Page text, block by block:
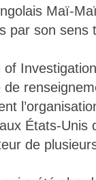
Maï-
par son sens
de
États-Unis
de